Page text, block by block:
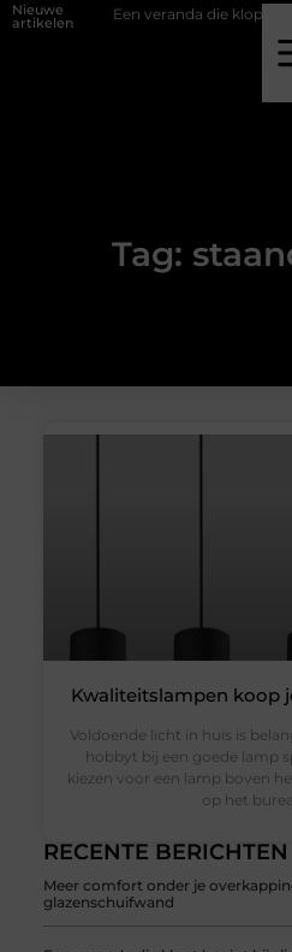
Nieuwe
artikelen Een veranda die klopt
Tag:
RECENTE BERICHTEN
Meer comfort onder je
glazenschuifwand
Kwaliteitslampen koop
Voldoende licht in huis is
hobbyt bij een goede lamp
kiezen voor een lamp boven
op het